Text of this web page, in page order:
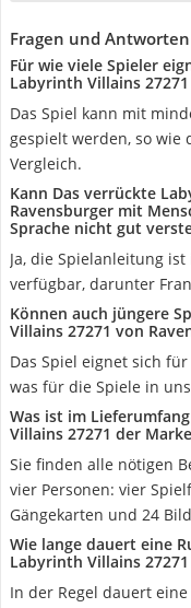
Fragen und
Für wie viele Spieler
Labyrinth Villains
Das Spiel kann mit
gespielt werden, so wie
Vergleich.
Kann Das verrückte
Ravensburger mit
Sprache nicht gut
Ja, die Spielanleitung
verfügbar, darunter
Können auch jüngere
Villains 27271 von
Das Spiel eignet sich
was für die Spiele in
Was ist im
Villains 27271 der
Sie finden alle nötigen
vier Personen: vier
Gängekarten und 24
Wie lange dauert eine
Labyrinth Villains
In der Regel dauert